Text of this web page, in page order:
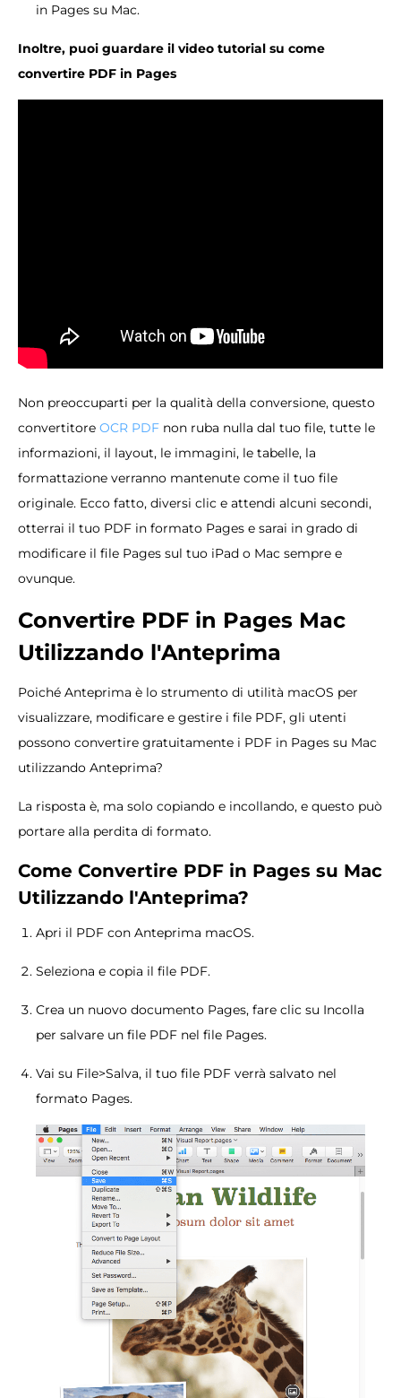
in Pages su Mac.
Inoltre, puoi guardare il video tutorial su come
convertire PDF in Pages
Non preoccuparti per la qualità della conversione, questo
convertitore OCR PDF non ruba nulla dal tuo file, tutte le
informazioni, il layout, le immagini, le tabelle, la
formattazione verranno mantenute come il tuo file
originale. Ecco fatto, diversi clic e attendi alcuni secondi,
otterrai il tuo PDF in formato Pages e sarai in grado di
modificare il file Pages sul tuo iPad o Mac sempre e
ovunque.
Convertire PDF in Pages Mac
Utilizzando l'Anteprima
Poiché Anteprima è lo strumento di utilità macOS per
visualizzare, modificare e gestire i file PDF, gli utenti
possono convertire gratuitamente i PDF in Pages su Mac
utilizzando Anteprima?
La risposta è, ma solo copiando e incollando, e questo può
portare alla perdita di formato.
Come Convertire PDF in Pages su Mac
Utilizzando l'Anteprima?
Apri il PDF con Anteprima macOS.
Seleziona e copia il file PDF.
Crea un nuovo documento Pages, fare clic su Incolla
per salvare un file PDF nel file Pages.
Vai su File>Salva, il tuo file PDF verrà salvato nel
formato Pages.